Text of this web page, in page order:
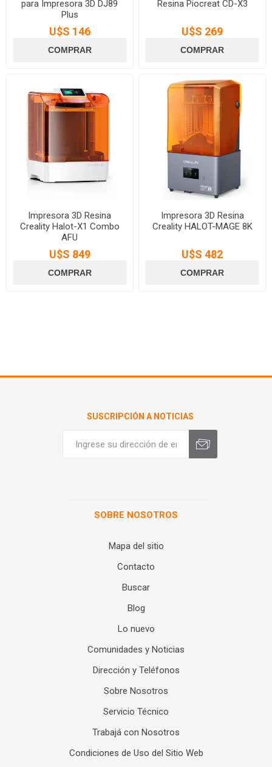
para Impresora 3D DJ89
Plus
U$S 146
Resina Piocreat CD-X3
U$S 269
Impresora 3D Resina
Creality Halot-X1 Combo
AFU
U$S 849
Impresora 3D Resina
Creality HALOT-MAGE 8K
U$S 482
SUSCRIPCIÓN A NOTICIAS
SOBRE NOSOTROS
Mapa del sitio
Contacto
Buscar
Blog
Lo nuevo
Comunidades y Noticias
Dirección y Teléfonos
Sobre Nosotros
Servicio Técnico
Trabajá con Nosotros
Condiciones de Uso del Sitio Web